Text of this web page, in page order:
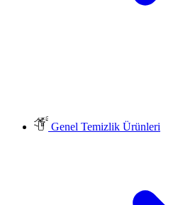
Genel Temizlik Ürünleri